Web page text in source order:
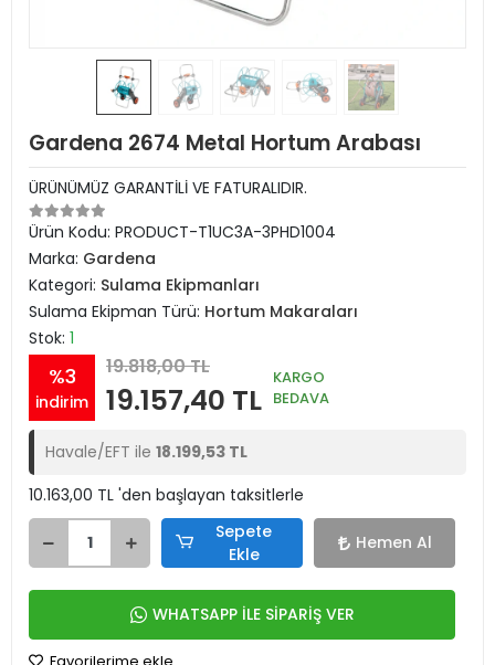
Gardena 2674 Metal Hortum Arabası
ÜRÜNÜMÜZ GARANTİLİ VE FATURALIDIR.
Ürün Kodu: PRODUCT-T1UC3A-3PHD1004
Marka: Gardena
Kategori: Sulama Ekipmanları
Sulama Ekipman Türü: Hortum Makaraları
Stok: 1
%3
indirim
19.818,00 TL
19.157,40 TL
KARGO
BEDAVA
Havale/EFT ile 18.199,53 TL
10.163,00 TL 'den başlayan taksitlerle
Sepete
Ekle
Hemen Al
WHATSAPP İLE SİPARİŞ VER